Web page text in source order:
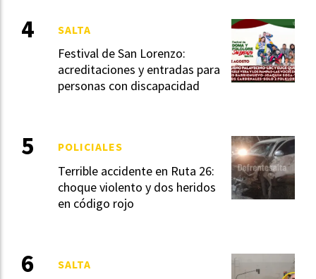
Festival de San Lorenzo:
acreditaciones y entradas para
personas con discapacidad
SALTA
Terrible accidente en Ruta 26:
choque violento y dos heridos
en código rojo
POLICIALES
SALTA